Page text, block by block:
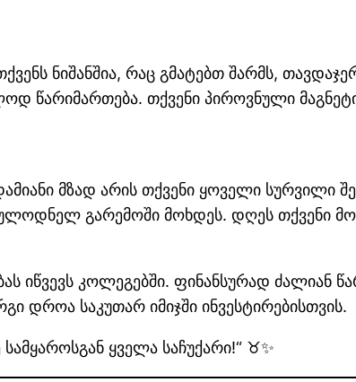
ნიშანშია, რაც გმატებთ შარმს,
წარიმართება. თქვენი პიროვნული
მზად არის თქვენი ყოველი სურვილი
გარემოში მოხდეს. დღეს თქვენი
იწვევს კოლეგებში. ფინანსურად ძალიან
დროა საკუთარ იმიჯში ინვესტირებისთვის.
ყველა საჩუქარი!“ ♉✨